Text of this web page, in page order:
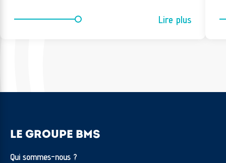
Lire plus
LE GROUPE BMS
Qui sommes-nous ?